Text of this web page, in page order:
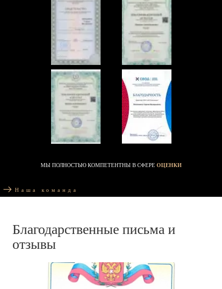
МЫ ПОЛНОСТЬЮ КОМПЕТЕНТНЫ В СФЕРЕ ОЦЕНКИ
Наша команда
Благодарственные письма и
отзывы